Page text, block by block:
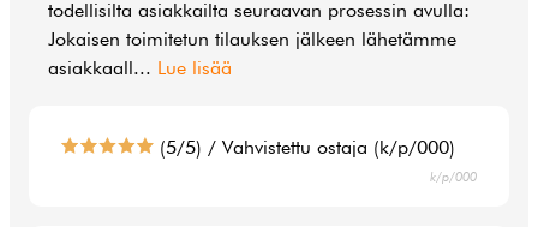
todellisilta asiakkailta seuraavan prosessin avulla:
Jokaisen toimitetun tilauksen jälkeen lähetämme
asiakkaall... Lue lisää
(5/5) / Vahvistettu ostaja (k/p/000)
k/p/000